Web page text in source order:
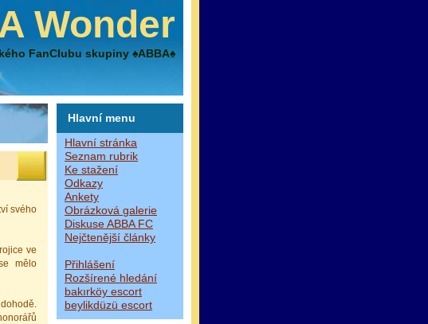
Wonder
FanClubu skupiny ♠ABBA♠
Hlavní menu
Hlavní stránka
Seznam rubrik
Ke stažení
Odkazy
Ankety
Obrázková galerie
Diskuse ABBA FC
Nejčtenější články
Přihlášení
Rozšírené hledání
bakırköy escort
beylikdüzü escort
svého
ve
mělo